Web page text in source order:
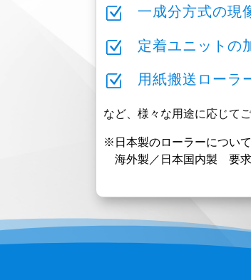
Z 一成分方式の現
Z 定着ユニットの
Z 用紙搬送ローラ
など、様々な用途に応じて
※日本製のローラーについ
海外製／日本国内製 要求